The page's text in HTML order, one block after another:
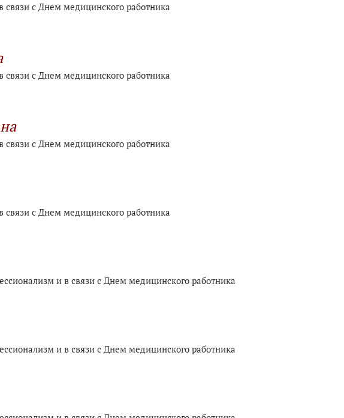
связи с Днем медицинского работника
связи с Днем медицинского работника
связи с Днем медицинского работника
связи с Днем медицинского работника
и в связи с Днем медицинского работника
и в связи с Днем медицинского работника